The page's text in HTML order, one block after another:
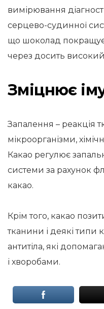
вимірювання
серцево-судинної
що шоколад покращує
через досить високий
Зміцнює
Запалення – реакція
мікроорганізми,
Какао регулює
системи за рахунок
какао.
Крім того, какао
тканини і деякі типи
антитіла, які
і хворобами.